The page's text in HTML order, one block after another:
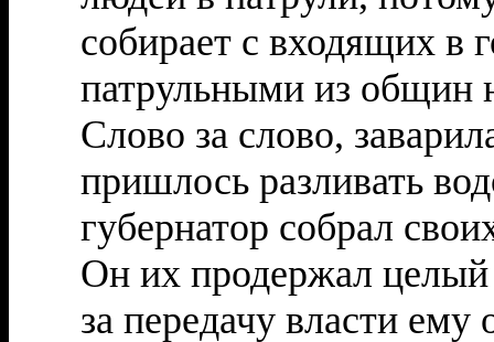
собирает с входящих в
патрульными из общин
Слово за слово,
пришлось разливать
губернатор собрал
Он их продержал целый
за передачу власти